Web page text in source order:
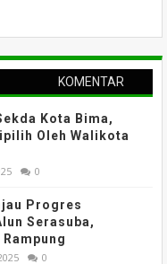
KOMENTAR
Kota Bima,
Oleh Walikota
0
Progres
Serasuba,
0